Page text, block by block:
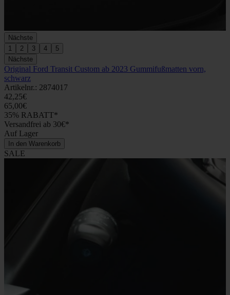
Nächste
1
2 3 4
5
Nächste
Original Ford Transit Custom ab 2023 Gummifußmatten vorn,
schwarz
Artikelnr.: 2874017
42,25€
65,00€
35% RABATT*
Versandfrei ab 30€*
Auf Lager
In den Warenkorb
SALE